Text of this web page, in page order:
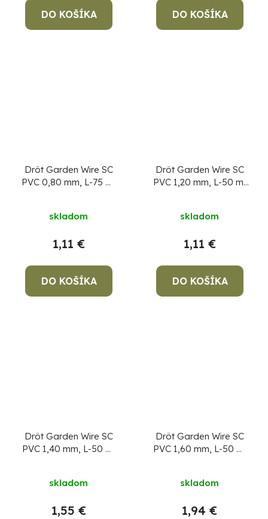
DO KOŠÍKA DO KOŠÍKA
Drôt Garden Wire SC
PVC 0,80 mm, L-75 m,
skladom
1,11 €
DO KOŠÍKA
Drôt Garden Wire SC
PVC 1,20 mm, L-50 m,
skladom
1,11 €
DO KOŠÍKA
Drôt Garden Wire SC
PVC 1,40 mm, L-50 m,
skladom
1,55 €
Drôt Garden Wire SC
PVC 1,60 mm, L-50 m,
skladom
1,94 €